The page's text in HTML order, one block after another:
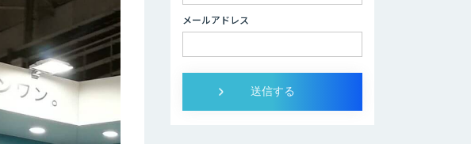
メールアドレス